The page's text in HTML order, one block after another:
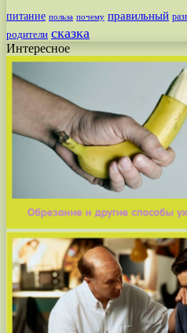
питание польза почему правильный
родители сказка
Интересное